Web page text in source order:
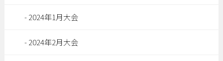
2024年1月大会
2024年2月大会